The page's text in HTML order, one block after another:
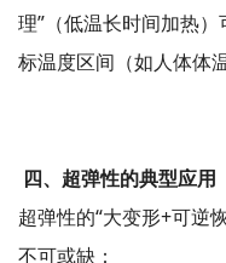
理”（低温长时间加热
标温度区间（如人体体
四、超弹性的典型应用
超弹性的“大变形+可逆
不可或缺：